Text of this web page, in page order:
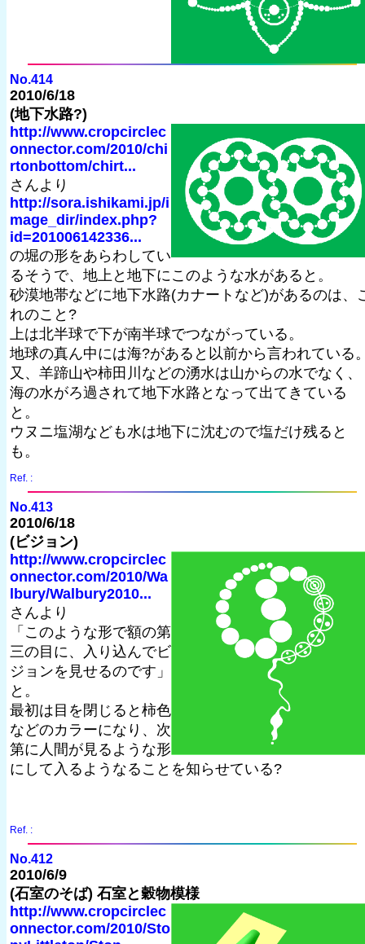
No.414
2010/6/18
(地下水路?)
http://www.cropcirclec
onnector.com/2010/chi
rtonbottom/chirt...
さんより
http://sora.ishikami.jp/i
mage_dir/index.php?
id=201006142336...
の堀の形をあらわしてい
るそうで、地上と地下にこのような水があると。
砂漠地帯などに地下水路(カナートなど)があるのは、
れのこと?
上は北半球で下が南半球でつながっている。
地球の真ん中には海?があると以前から言われている
又、羊蹄山や柿田川などの湧水は山からの水でなく、
海の水がろ過されて地下水路となって出てきている
と。
ウヌニ塩湖なども水は地下に沈むので塩だけ残ると
も。
Ref. :
No.413
2010/6/18
(ビジョン)
http://www.cropcirclec
onnector.com/2010/Wa
lbury/Walbury2010...
さんより
「このような形で額の第
三の目に、入り込んでビ
ジョンを見せるのです」
と。
最初は目を閉じると柿色
などのカラーになり、次
第に人間が見るような形
にして入るようなることを知らせている?
Ref. :
No.412
2010/6/9
(石室のそば) 石室と穀物模様
http://www.cropcirclec
onnector.com/2010/Sto